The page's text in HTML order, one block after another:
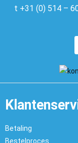
t +31 (0) 514 –
Betaling
Bestelproces